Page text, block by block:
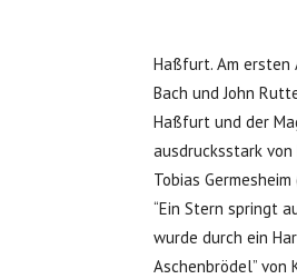
Haßfurt. Am ersten
Bach und John
Haßfurt und der
ausdrucksstark von
Tobias
“Ein Stern springt
wurde durch ein
Aschenbrödel” von